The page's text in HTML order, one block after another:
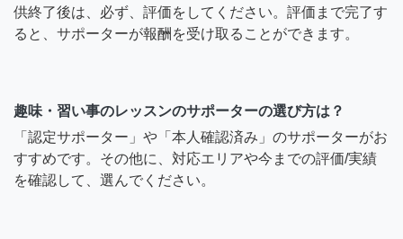
供終了後は、必ず、評価をしてください。評価まで完了す
ると、サポーターが報酬を受け取ることができます。
趣味・習い事のレッスンのサポーターの選び方は？
「認定サポーター」や「本人確認済み」のサポーターがお
すすめです。その他に、対応エリアや今までの評価/実績
を確認して、選んでください。